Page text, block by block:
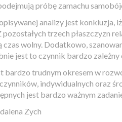
próbę zamachu
analizy jest konkluzja,
pozostałych trzech płaszczyzn
czas wolny. Dodatkowo,
jest to czynnik bardzo
bardzo trudnym okresem w
indywidualnych oraz
jest bardzo ważnym
Zych